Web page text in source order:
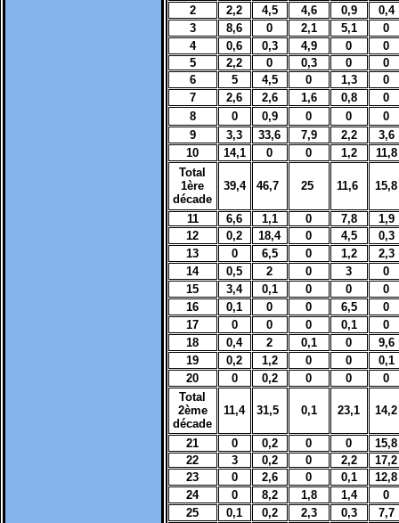
2
2,2 4,5 4,6 0,9
0,4
3
8,6 0 2,1 5,1
0
4
0,6 0,3 4,9 0
0
5
2,2 0 0,3 0
0
6
5 4,5 0 1,3
0
7
2,6 2,6 1,6 0,8
0
8
0 0,9 0 0
0
9
3,3 33,6 7,9 2,2
3,6
10
14,1 0 0 1,2
11,8
Total
1ère
décade
39,4 46,7 25 11,6 15,8
11 6,6 1,1 0 7,8
1,9
12
0,2 18,4 0 4,5
0,3
13
0 6,5 0 1,2
2,3
14
0,5 2 0 3
0
15
3,4 0,1 0 0
0
16
0,1 0 0 6,5
0
17
0 0 0 0,1
0
18
0,4 2 0,1 0
9,6
19
0,2 1,2 0 0
0,1
20
0 0,2 0 0
0
Total
2ème
décade
11,4 31,5 0,1 23,1 14,2
21 0 0,2 0 0
15,8
22
3 0,2 0 2,2
17,2
23
0 2,6 0 0,1
12,8
24
0 8,2 1,8 1,4
0
25
0,1 0,2 2,3 0,3
7,7